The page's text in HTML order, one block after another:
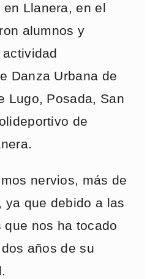
Llanera, en el
alumnos y
Danza Urbana de
Lugo, Posada, San
de
nervios, más de
ya que debido a las
nos ha tocado
años de su